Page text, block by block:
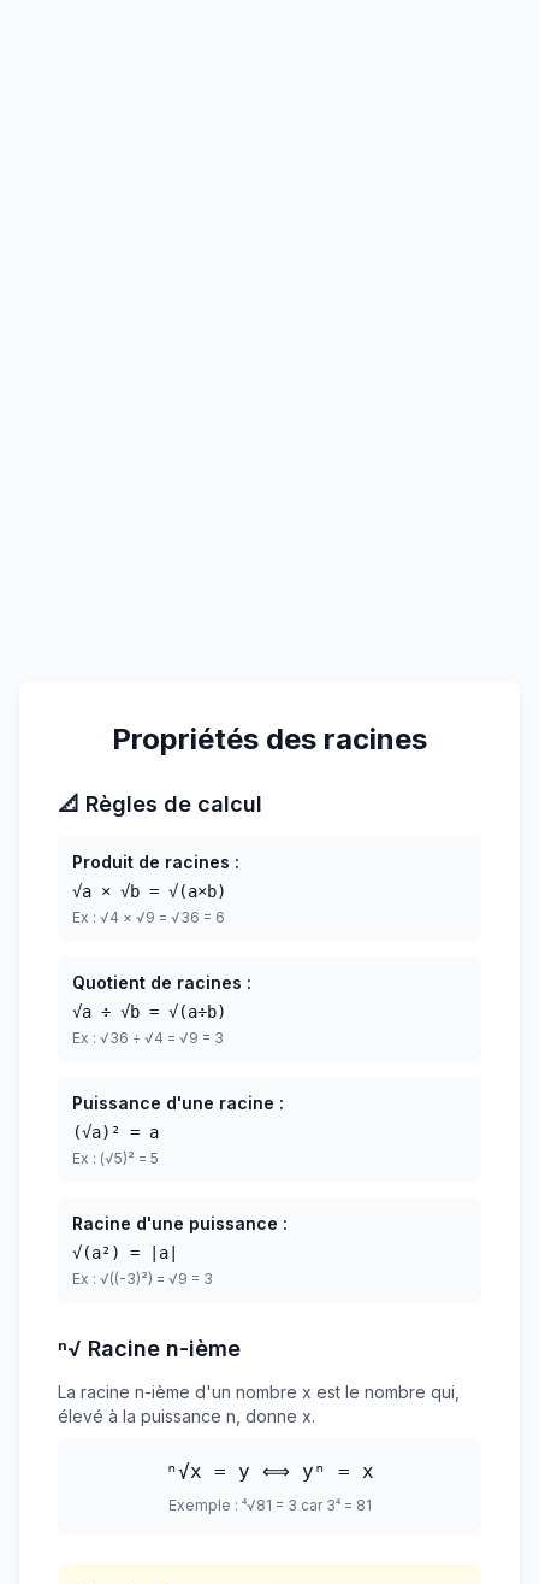
Propriétés des racines
📐 Règles de calcul
Produit de racines :
√a × √b = √(a×b)
Ex : √4 × √9 = √36 = 6
Quotient de racines :
√a ÷ √b = √(a÷b)
Ex : √36 ÷ √4 = √9 = 3
Puissance d'une racine :
(√a)² = a
Ex : (√5)² = 5
Racine d'une puissance :
√(a²) = |a|
Ex : √((-3)²) = √9 = 3
ⁿ√ Racine n-ième
La racine n-ième d'un nombre x est le nombre qui,
élevé à la puissance n, donne x.
ⁿ√x = y ⟺ yⁿ = x
Exemple : ⁴√81 = 3 car 3⁴ = 81